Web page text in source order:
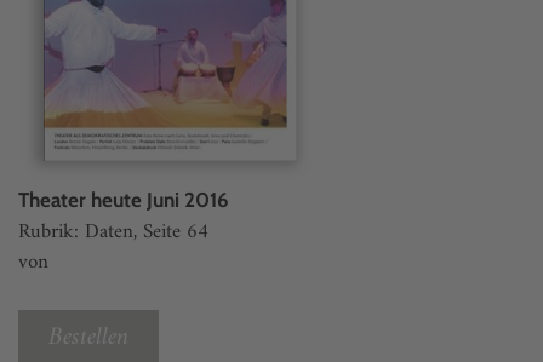
Theater heute Juni 2016
Rubrik: Daten, Seite 64
von
Bestellen